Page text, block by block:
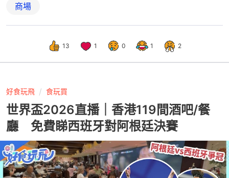
商場
13 1 0 1 2
好食玩飛 食玩買
世界盃2026直播｜香港119間酒吧/餐
廳 免費睇西班牙對阿根廷決賽